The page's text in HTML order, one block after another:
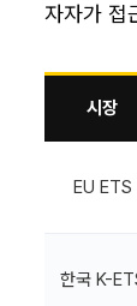
자자가 접
시장
EU ETS
한국 K-